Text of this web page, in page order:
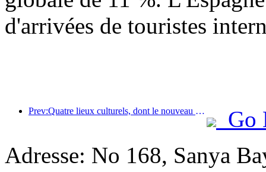
d'arrivées de touristes
Prev:Quatre lieux culturels, dont le nouveau « Jinling Poetry Hall » dans la zone panoramique du lac Xuanwu à Nanjing, ont officiellement ouvert leurs portes.
Go
Adresse: No 168, Sanya